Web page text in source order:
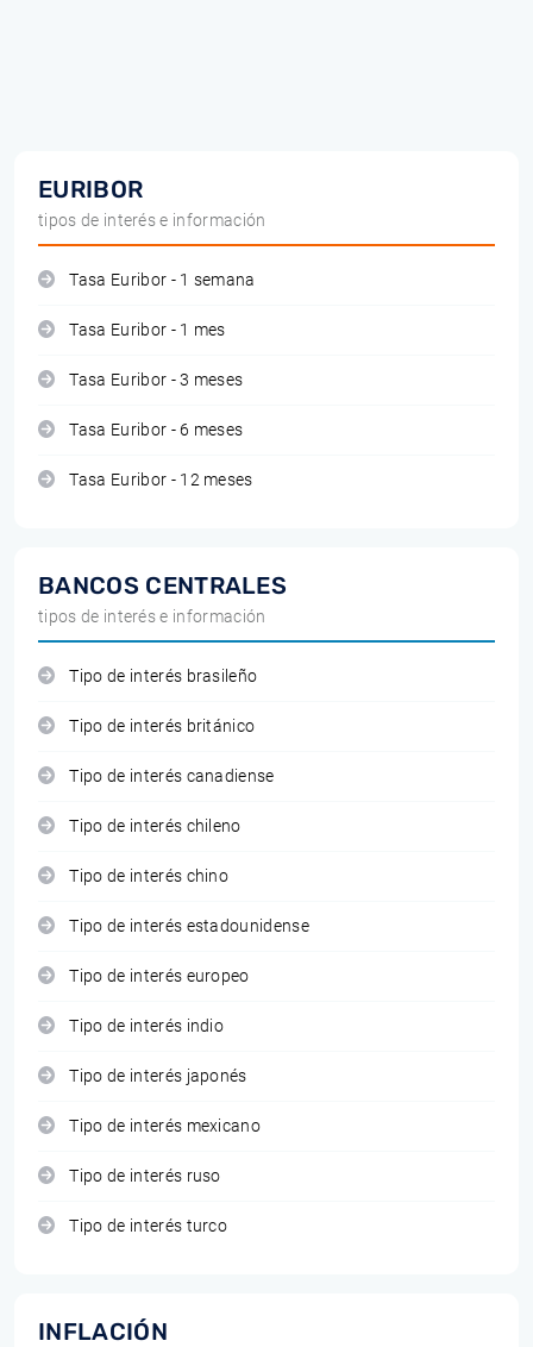
EURIBOR
tipos de interés e información
Tasa Euribor - 1 semana
Tasa Euribor - 1 mes
Tasa Euribor - 3 meses
Tasa Euribor - 6 meses
Tasa Euribor - 12 meses
BANCOS CENTRALES
tipos de interés e información
Tipo de interés brasileño
Tipo de interés británico
Tipo de interés canadiense
Tipo de interés chileno
Tipo de interés chino
Tipo de interés estadounidense
Tipo de interés europeo
Tipo de interés indio
Tipo de interés japonés
Tipo de interés mexicano
Tipo de interés ruso
Tipo de interés turco
INFLACIÓN